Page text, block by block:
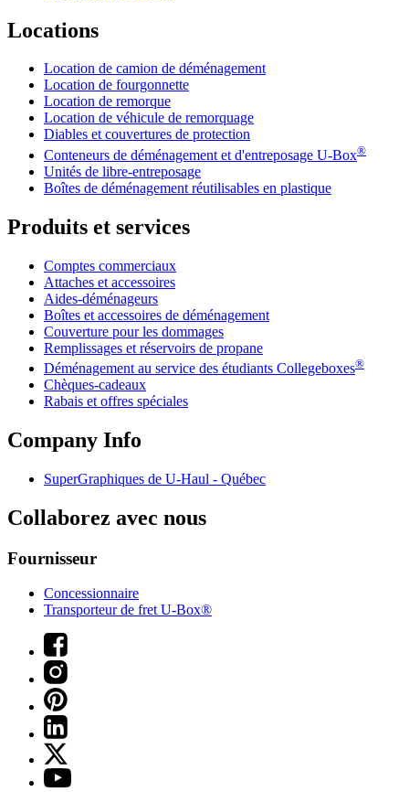
Locations
Location de camion de déménagement
Location de fourgonnette
Location de remorque
Location de véhicule de remorquage
Diables et couvertures de protection
Conteneurs de déménagement et d'entreposage U-Box®
Unités de libre-entreposage
Boîtes de déménagement réutilisables en plastique
Produits et services
Comptes commerciaux
Attaches et accessoires
Aides-déménageurs
Boîtes et accessoires de déménagement
Couverture pour les dommages
Remplissages et réservoirs de propane
Déménagement au service des étudiants Collegeboxes®
Chèques-cadeaux
Rabais et offres spéciales
Company Info
SuperGraphiques de U-Haul - Québec
Collaborez avec nous
Fournisseur
Concessionnaire
Transporteur de fret U-Box®